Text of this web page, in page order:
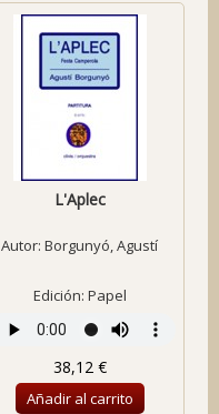
L'Aplec
Autor:Borgunyó, Agustí
Edición: Papel
38,12 €
Añadir al carrito